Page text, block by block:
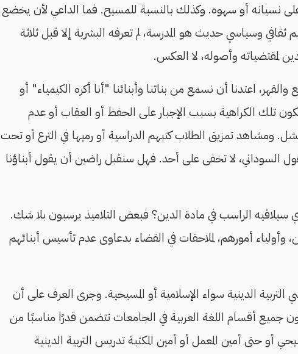
نسيانه أو سهوه. وكذلك بالنسبة للمسيح. فما الداعي لأن يخضع
ثقافي وسياسي حديث هو المدرسة، لم تعرفه البشرية إلا قبل ثلاثة
لمقتضياته وأصوله، لا العكس.
اعتدنا أن نسمع من بناتنا وأبنائنا "أنا أكره الكيمياء" أو
تلك الكراهية بسبب الإجبار على الحفظ أو العقاب أو عدم
ومشاهد تمزيق الطلاب كتبهم الدراسية أو رميها في الترع أو تحت
السوداني، لا تخفى على أحد. فهل سنقبل راضين أن يقول أبناؤنا
الراسب في مادة الدين؟ فبعض التلاميذ يرسبون بلا شك.
أمورهم، لملاحقات في القضاء بدعاوى عدم تأسيس أبنائهم
الدينية سواء الإسلامية أو المسيحية. وجرى العرف على أن
كون جميع أقسام اللغة العربية في الجامعات تتضمن قدرًا مناسبًا من
أو حتى أمين المعمل أو أمين المكتبة تدريس التربية الدينية